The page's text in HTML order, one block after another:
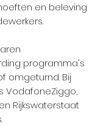
en beleving
programma's
omgeturnd. Bij
VodafoneZiggo,
Rijkswaterstaat